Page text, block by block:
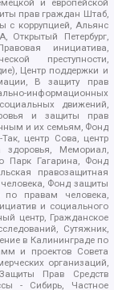
и европейской
прав граждан Штаб,
с коррупцией, Альянс
Петербург,
инициатива,
преступности,
Центр поддержки и
В защиту прав
информационных
движений,
и защиты прав
и их семьям, Фонд
центр Сова, центр
здоровья, Мемориал,
Парк Гагарина, Фонд
правозащитная
Фонд защиты
по правам человека,
и социального
центр, Гражданское
Сутяжник,
в Калининграде по
и проектов Совета
организаций,
Прав Средств
- Сибирь, Частное